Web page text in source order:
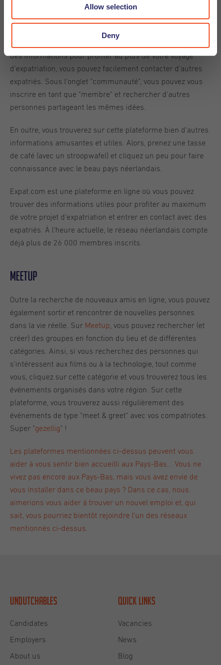
Allow selection
Deny
Vous avez un emploi, une maison et vous êtes au courant
de toutes les informations importantes sur les Pays-Bas ?
des informations pour profiter au plus de votre voyage
d'expatriation, vous pouvez facilement contacter d'autres
expatriés. Sous l'onglet "communauté", vous pouvez vous
inscrire en tant que "membre" et rechercher d'autres
personnes partageant les mêmes idées.
En outre, vous trouverez sur cette plateforme bien d'autres
informations amusantes et utiles. Alors, prenez une tasse
de café (avec un stroopwafel) et cliquez un peu pour faire
connaissance avec le beau pays néerlandais.
Expat.com est une plateforme en ligne où vous pouvez
trouver des informations utiles pour profiter au maximum
de votre projet d'expatriation et entrer en contact avec des
expatriés. À l'heure actuelle, le réseau néerlandais compte
déjà plus de 26 000 membres inscrits.
Meetup
Outre la recherche de nouveaux amis en ligne, vous pouvez
également sortir et rencontrer de nouvelles personnes
dans la vie réelle. Sur Meetup , vous pouvez rechercher (et
créer) des groupes en fonction du lieu et de différentes
catégories. Ainsi, si vous recherchez des personnes qui
s'intéressent aux films ou à la technologie, tout comme
vous, cliquez sur cette catégorie et vous trouverez tous les
événements organisés dans votre région. Sur cette
plateforme, vous trouverez aussi régulièrement des
événements de type "meet & greet" avec vos compatriotes.
Super "gezellig" !
Les plateformes mentionnées ci-dessus peuvent vous
aider à vous sentir bien accueilli aux Pays-Bas... Vous ne
vivez pas encore aux Pays-Bas, mais vous avez envie de
vous installer dans ce beau pays ? Dans ce cas, nous
aimerions vous aider à trouver un nouvel emploi et, qui
sait, vous pourriez bientôt rejoindre l'un des réseaux
mentionnés ci-dessus.
Undutchables
Candidates
Employers
About us
Quick links
Vacancies
News
Blog